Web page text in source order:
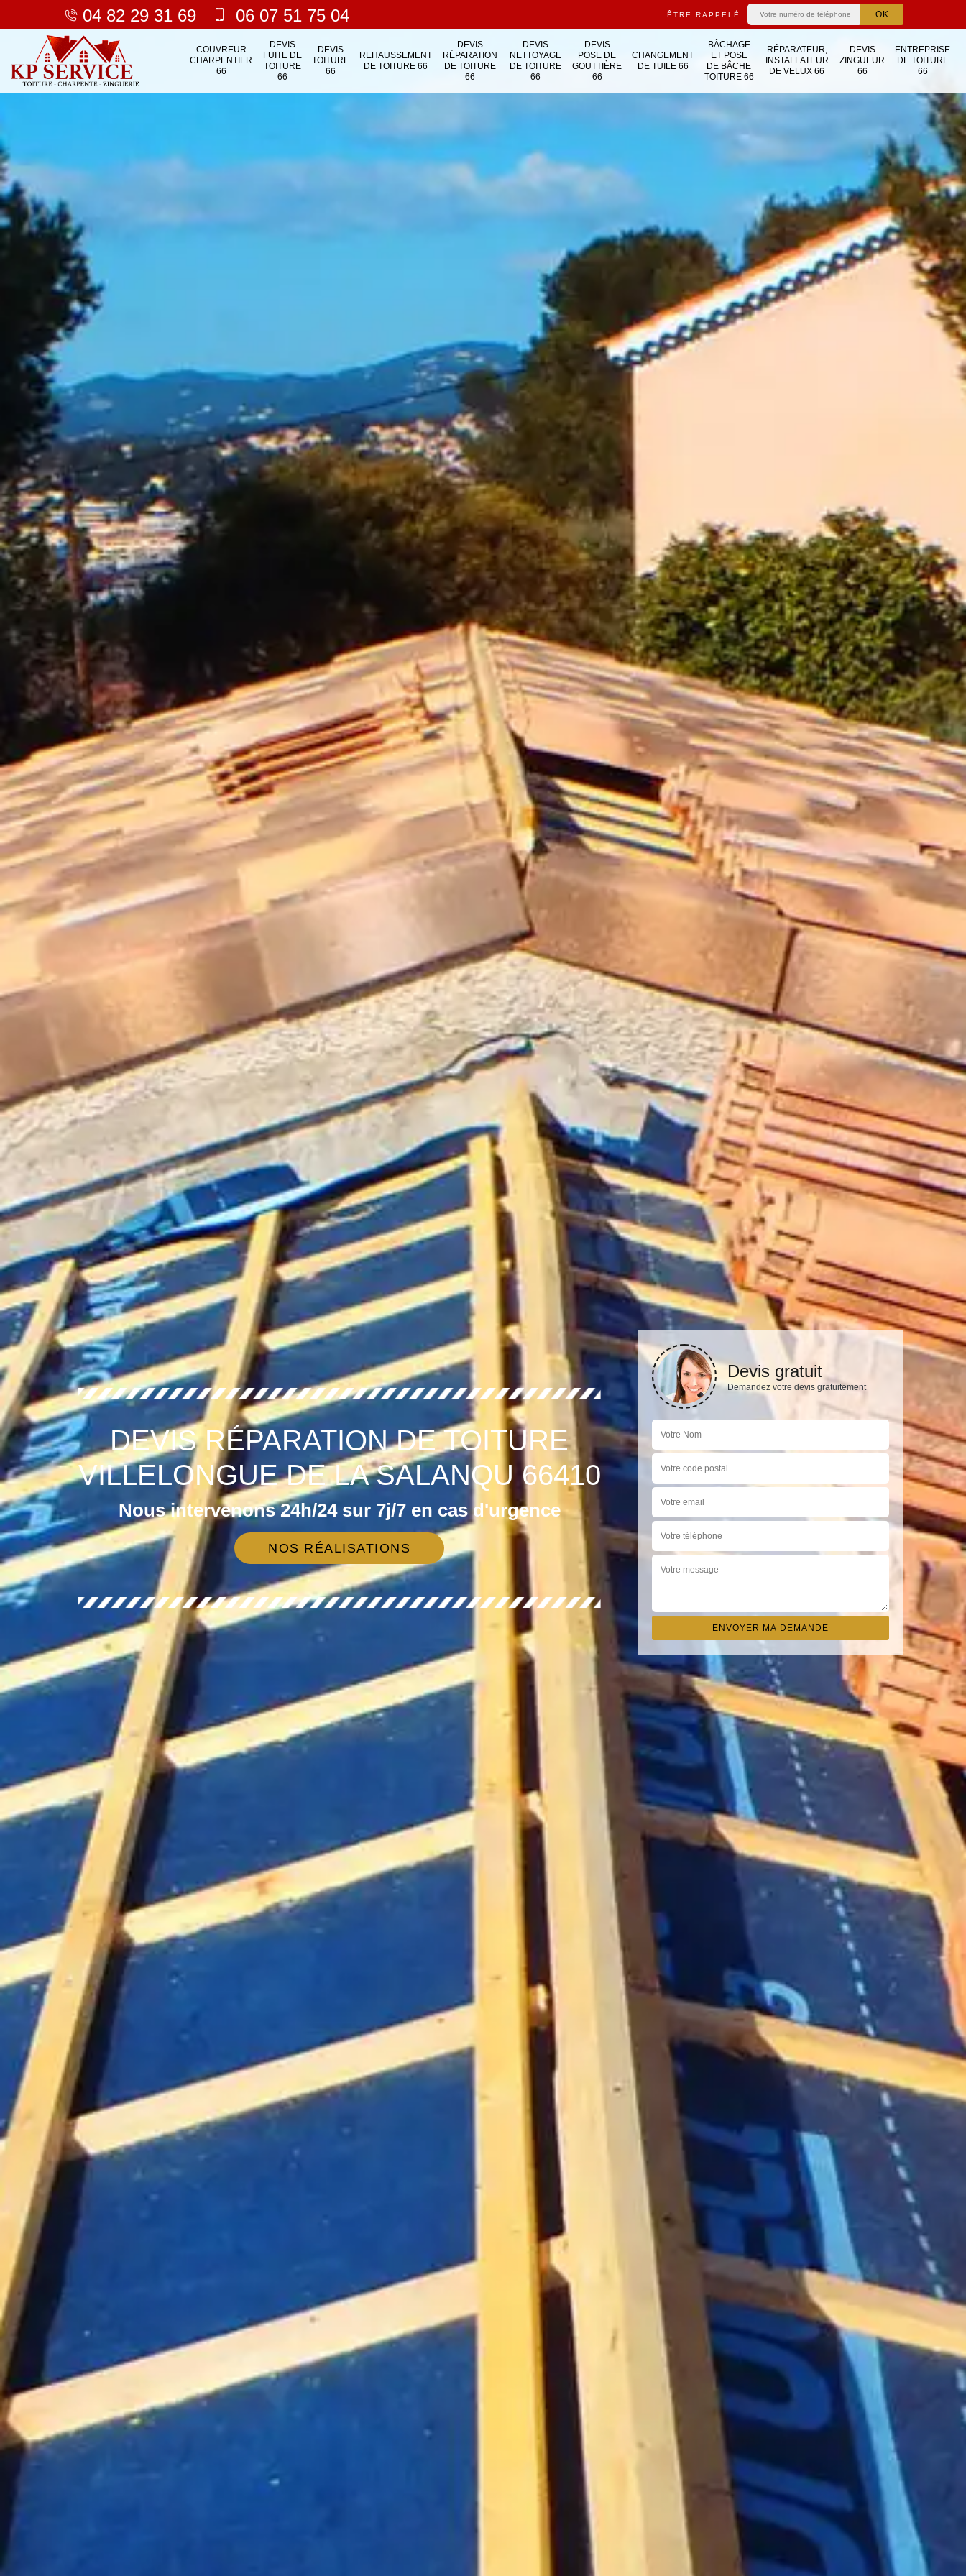
04 82 29 31 69 06 07 51 75 04 ÊTRE RAPPELÉ
COUVREUR
CHARPENTIER
66
DEVIS
FUITE DE
TOITURE
66
DEVIS
TOITURE
66
REHAUSSEMENT
DE TOITURE 66
DEVIS
RÉPARATION
DE TOITURE
66
DEVIS
NETTOYAGE
DE TOITURE
66
DEVIS
POSE DE
GOUTTIÈRE
66
CHANGEMENT
DE TUILE 66
BÂCHAGE
ET POSE
DE BÂCHE
TOITURE 66
RÉPARATEUR,
INSTALLATEUR
DE VELUX 66
DEVIS
ZINGUEUR
66
ENTREPRISE
DE TOITURE
66
DEVIS RÉPARATION DE TOITURE
VILLELONGUE DE LA SALANQU 66410
Nous intervenons 24h/24 sur 7j/7 en cas d'urgence
NOS RÉALISATIONS
Devis gratuit
Demandez votre devis gratuitement